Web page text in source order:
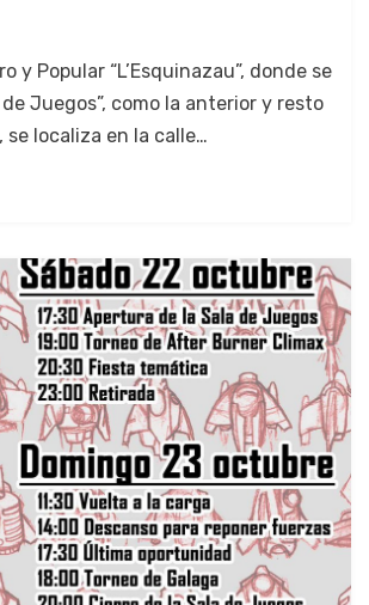
y Pop­u­lar “L’Esquinazau”, donde se
de Jue­gos”, como la ante­ri­or y resto
se local­iza en la calle…